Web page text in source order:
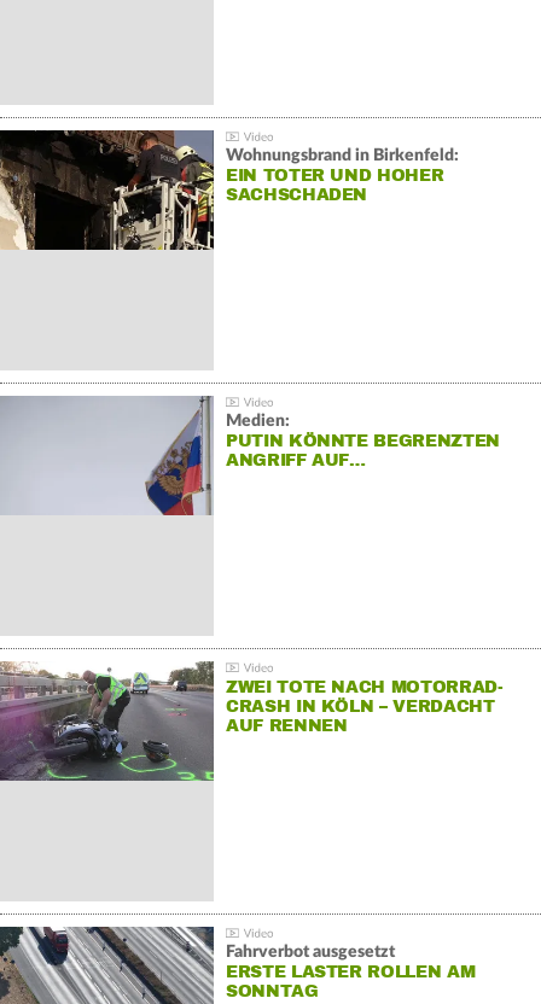
Wohnungsbrand in Birkenfeld:
EIN TOTER UND HOHER
SACHSCHADEN
Medien:
PUTIN KÖNNTE BEGRENZTEN
ANGRIFF AUF…
ZWEI TOTE NACH MOTORRAD-
CRASH IN KÖLN – VERDACHT
AUF RENNEN
Fahrverbot ausgesetzt
ERSTE LASTER ROLLEN AM
SONNTAG